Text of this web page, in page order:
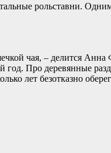
рольставни.
чая, – делится
год. Про деревянные
лет безотказно